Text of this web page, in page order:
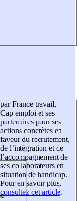
par France travail,
Cap emploi et ses
partenaires pour ses
actions concrètes en
faveur du recrutement,
de l’intégration et de
l’accompagnement de
ses collaborateurs en
situation de handicap.
Pour en savoir plus,
consultez cet article.